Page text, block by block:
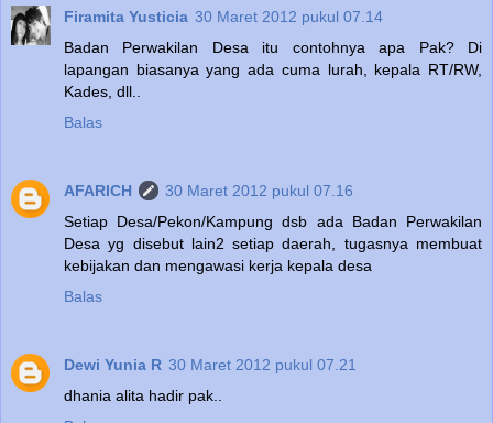
Firamita Yusticia 30 Maret 2012 pukul 07.14
Badan Perwakilan Desa itu contohnya apa Pak? Di
lapangan biasanya yang ada cuma lurah, kepala RT/RW,
Kades, dll..
Balas
AFARICH
30 Maret 2012 pukul 07.16
Setiap Desa/Pekon/Kampung dsb ada Badan Perwakilan
Desa yg disebut lain2 setiap daerah, tugasnya membuat
kebijakan dan mengawasi kerja kepala desa
Balas
Dewi Yunia R 30 Maret 2012 pukul 07.21
dhania alita hadir pak..